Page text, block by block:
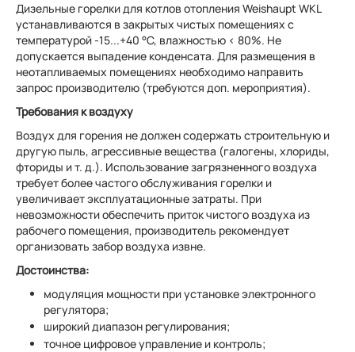
Дизельные горелки для котлов отопления Weishaupt WKL
устанавливаются в закрытых чистых помещениях с
температурой -15...+40 °С, влажностью < 80%. Не
допускается выпадение конденсата. Для размещения в
неотапливаемых помещениях необходимо направить
запрос производителю (требуются доп. мероприятия).
Требования к воздуху
Воздух для горения не должен содержать строительную и
другую пыль, агрессивные вещества (галогены, хлориды,
фториды и т. д.). Использование загрязненного воздуха
требует более частого обслуживания горелки и
увеличивает эксплуатационные затраты. При
невозможности обеспечить приток чистого воздуха из
рабочего помещения, производитель рекомендует
организовать забор воздуха извне.
Достоинства:
модуляция мощности при установке электронного
регулятора;
широкий диапазон регулирования;
точное цифровое управление и контроль;